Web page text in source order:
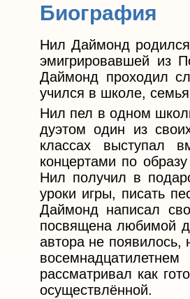
Биография
Нил Даймонд
эмигрировавшей из
Даймонд проходил
учился в школе,
Нил пел в одном
дуэтом один из
классах выступал
концертами по
Нил получил в
уроки игры, писать
Даймонд написал
посвящена любимой
автора не появилось,
рассматривал как
осуществлённой.